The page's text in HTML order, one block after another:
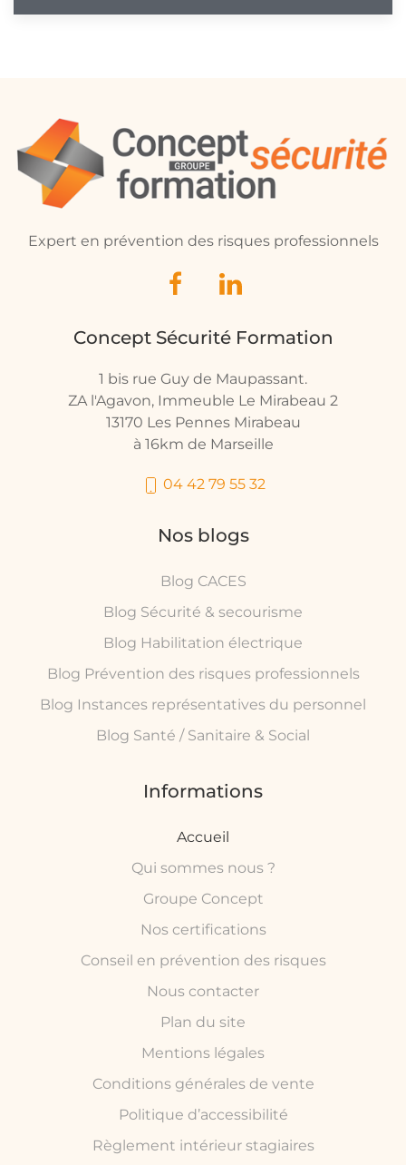
Expert en prévention des risques professionnels
Concept Sécurité Formation
1 bis rue Guy de Maupassant.
ZA l'Agavon, Immeuble Le Mirabeau 2
13170 Les Pennes Mirabeau
à 16km de Marseille
04 42 79 55 32
Nos blogs
Blog CACES
Blog Sécurité & secourisme
Blog Habilitation électrique
Blog Prévention des risques professionnels
Blog Instances représentatives du personnel
Blog Santé / Sanitaire & Social
Informations
Accueil
Qui sommes nous ?
Groupe Concept
Nos certifications
Conseil en prévention des risques
Nous contacter
Plan du site
Mentions légales
Conditions générales de vente
Politique d’accessibilité
Règlement intérieur stagiaires